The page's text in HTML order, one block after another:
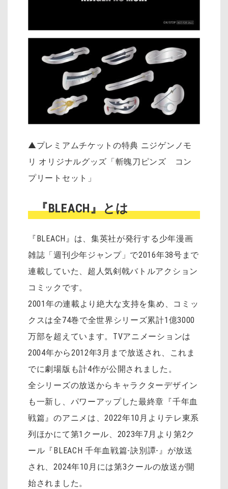
▲プレミアムチケットの特典 ニジゲンノモ
リ オリジナルグッズ「斬魄刀ピンズ コン
プリートセット」
『BLEACH』とは
『BLEACH』は、集英社が発行する少年漫画
雑誌「週刊少年ジャンプ」で2016年38号まで
連載していた、超人気剣戟バトルアクション
コミックです。
2001年の連載より絶大な支持を集め、コミッ
クスは全74巻で全世界シリーズ累計1億3000
万部を超えています。TVアニメーションは
2004年から2012年3月まで放送され、これま
でに劇場版も計4作が公開されました。
全シリーズの放送からキャラクターデザイン
も一新し、パワーアップした最終章『千年血
戦篇』のアニメは、2022年10月よりテレ東系
列ほかにて第1クール、2023年7月より第2ク
ール『BLEACH 千年血戦篇-訣別譚-』が放送
され、2024年10月には第3クールの放送が開
始されました。